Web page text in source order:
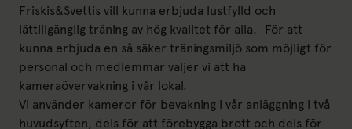
Friskis&Svettis vill kunna erbjuda lustfylld och
lättillgänglig träning av hög kvalitet för alla. För att
kunna erbjuda en så säker träningsmiljö som möjligt för
personal och medlemmar väljer vi att ha
kameraövervakning i vår lokal.
Vi använder kameror för bevakning i vår anläggning i två
huvudsyften, dels för att förebygga brott och dels för